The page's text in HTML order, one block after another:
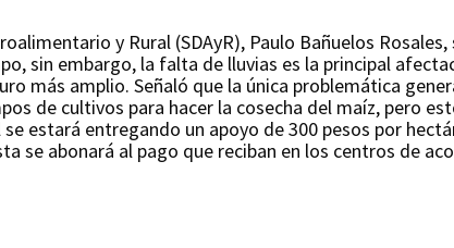
y Rural (SDAyR), Paulo Bañuelos
sin embargo, la falta de lluvias es la principal
más amplio. Señaló que la única problemática
de cultivos para hacer la cosecha del maíz, pero
estará entregando un apoyo de 300 pesos por
se abonará al pago que reciban en los centros de